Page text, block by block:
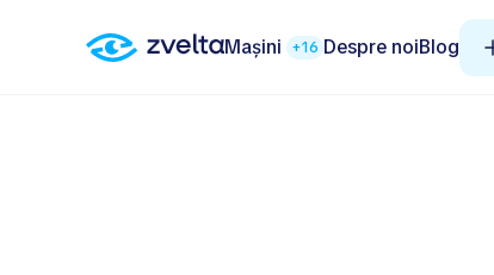
Mașini +16 Despre noiBlog